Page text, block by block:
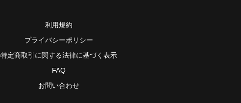
利用規約
プライバシーポリシー
特定商取引に関する法律に基づく表示
FAQ
お問い合わせ